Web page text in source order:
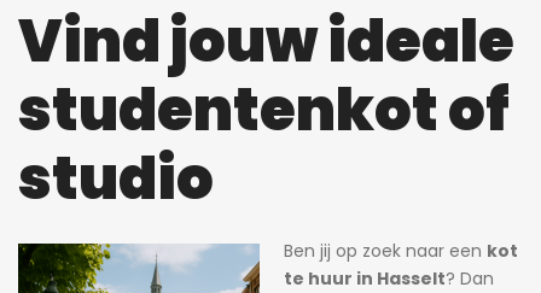
Vind jouw ideale
studentenkot of
studio
Ben jij op zoek naar een kot
te huur in Hasselt? Dan